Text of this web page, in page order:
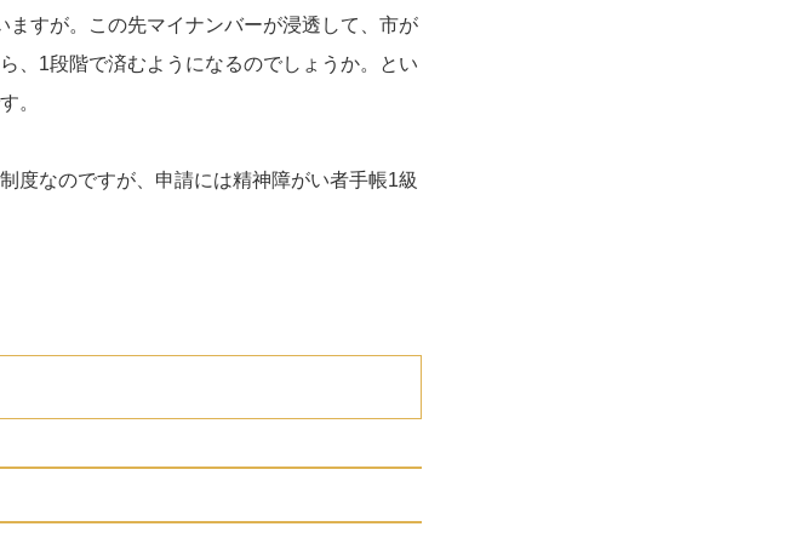
すが。この先マイナンバーが浸透して、市が
、1段階で済むようになるのでしょうか。とい
。
度なのですが、申請には精神障がい者手帳1級